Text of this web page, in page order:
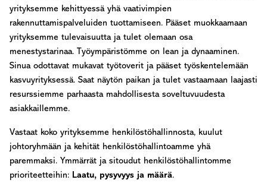
yrityksemme kehittyessä yhä vaativimpien
rakennuttamispalveluiden tuottamiseen. Pääset muokkaamaan
yrityksemme tulevaisuutta ja tulet olemaan osa
menestystarinaa. Työympäristömme on lean ja dynaaminen.
Sinua odottavat mukavat työtoverit ja pääset työskentelemään
kasvuyrityksessä. Saat näytön paikan ja tulet vastaamaan laajasti
resurssiemme parhaasta mahdollisesta soveltuvuudesta
asiakkaillemme.
Vastaat koko yrityksemme henkilöstöhallinnosta, kuulut
johtoryhmään ja kehität henkilöstöhallintoamme yhä
paremmaksi. Ymmärrät ja sitoudut henkilöstöhallintomme
prioriteetteihin: Laatu, pysyvyys ja määrä.